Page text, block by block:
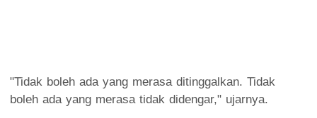
"Tidak boleh ada yang merasa ditinggalkan. Tidak
boleh ada yang merasa tidak didengar," ujarnya.